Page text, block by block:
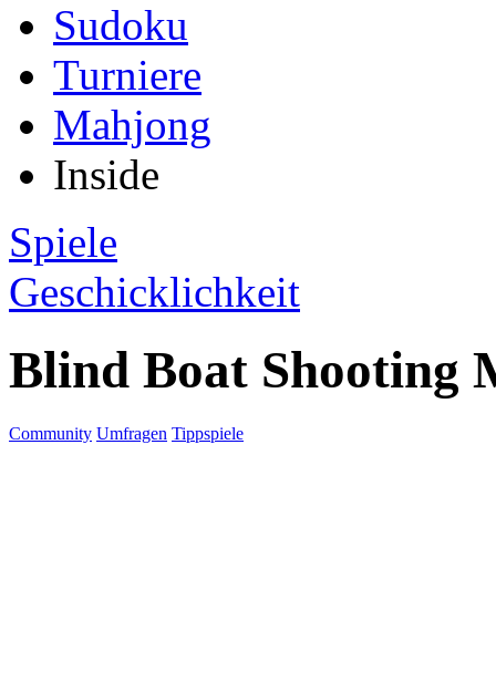
Sudoku
Turniere
Mahjong
Inside
Spiele
Geschicklichkeit
Blind Boat Shooting
Community Umfragen Tippspiele